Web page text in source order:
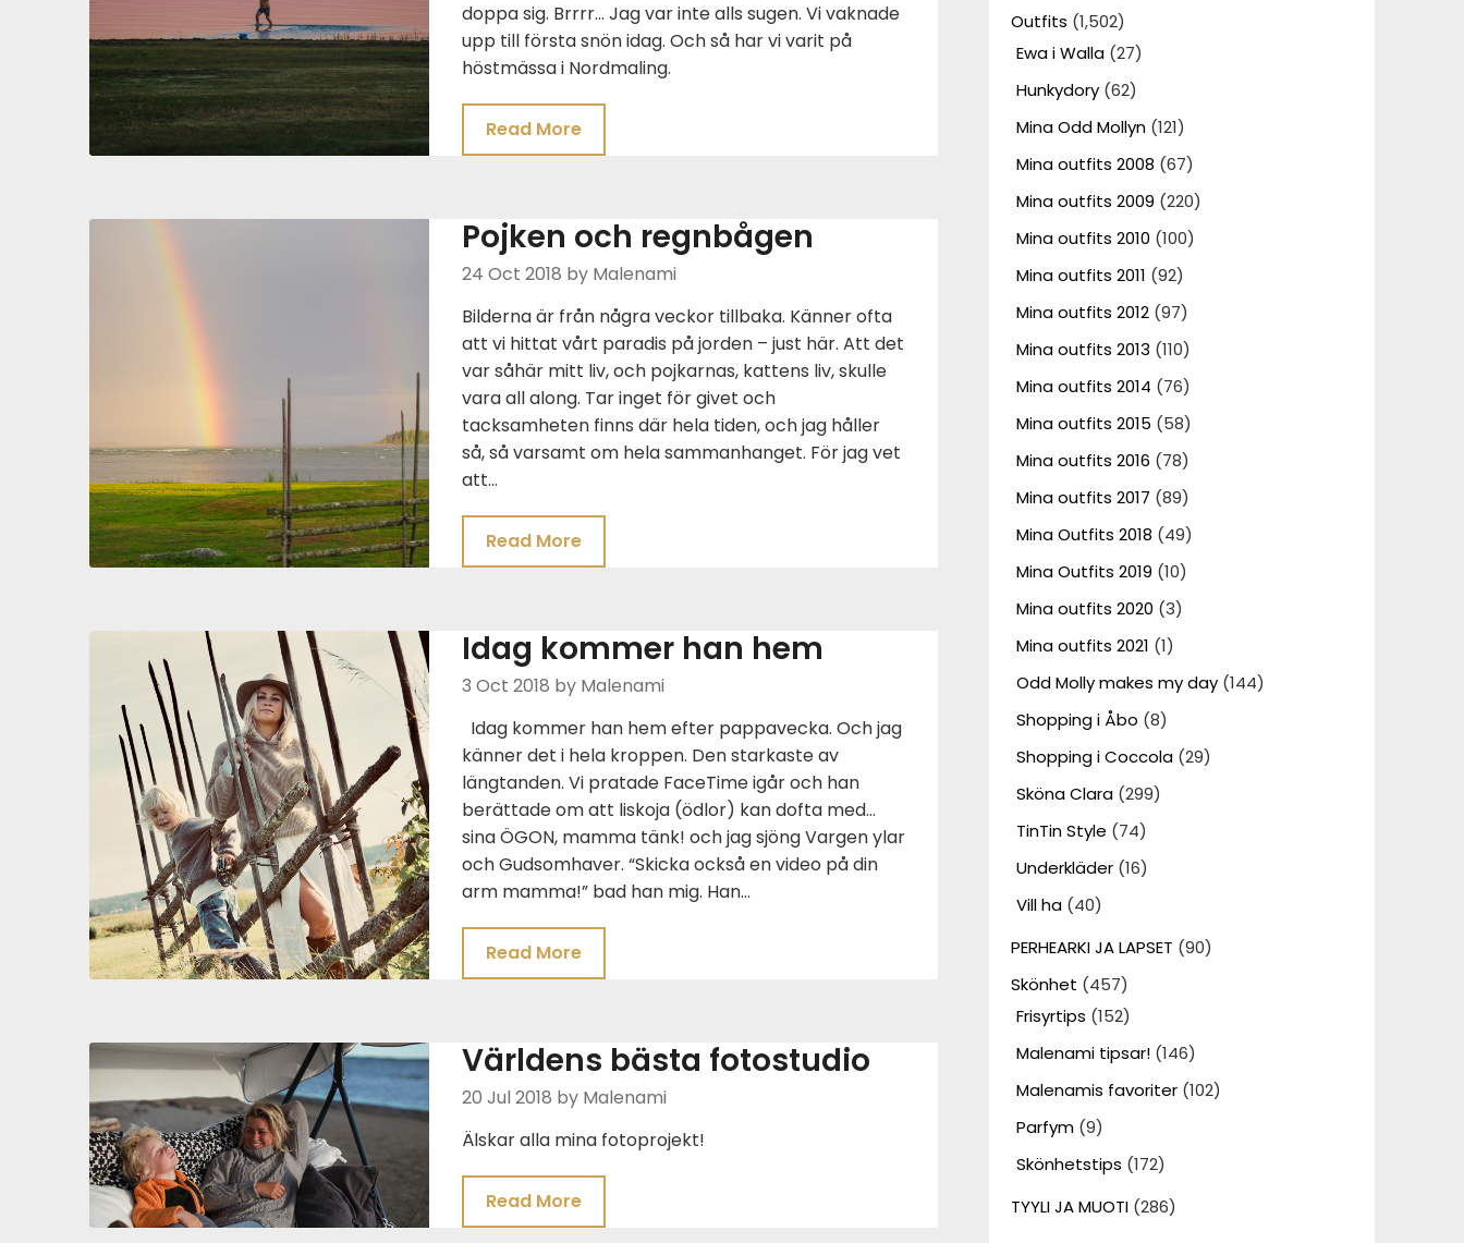
doppa sig. Brrrr… Jag var inte alls sugen. Vi vaknade
upp till första snön idag. Och så har vi varit på
höstmässa i Nordmaling.
Read More
Pojken och regnbågen
24 Oct 2018 by Malenami
Bilderna är från några veckor tillbaka. Känner ofta
att vi hittat vårt paradis på jorden – just här. Att det
var såhär mitt liv, och pojkarnas, kattens liv, skulle
vara all along. Tar inget för givet och
tacksamheten finns där hela tiden, och jag håller
så, så varsamt om hela sammanhanget. För jag vet
att…
Read More
Idag kommer han hem
3 Oct 2018 by Malenami
Idag kommer han hem efter pappavecka. Och jag
känner det i hela kroppen. Den starkaste av
längtanden. Vi pratade FaceTime igår och han
berättade om att liskoja (ödlor) kan dofta med…
sina ÖGON, mamma tänk! och jag sjöng Vargen ylar
och Gudsomhaver. “Skicka också en video på din
arm mamma!” bad han mig. Han…
Read More
Världens bästa fotostudio
20 Jul 2018 by Malenami
Älskar alla mina fotoprojekt!
Read More
Outfits (1,502)
Ewa i Walla(27)
Hunkydory(62)
Mina Odd Mollyn(121)
Mina outfits 2008 (67)
Mina outfits 2009 (220)
Mina outfits 2010 (100)
Mina outfits 2011 (92)
Mina outfits 2012(97)
Mina outfits 2013 (110)
Mina outfits 2014 (76)
Mina outfits 2015 (58)
Mina outfits 2016 (78)
Mina outfits 2017 (89)
Mina Outfits 2018 (49)
Mina Outfits 2019 (10)
Mina outfits 2020 (3)
Mina outfits 2021 (1)
Odd Molly makes my day(144)
Shopping i Åbo (8)
Shopping i Coccola(29)
Sköna Clara(299)
TinTin Style (74)
Underkläder(16)
Vill ha(40)
PERHEARKI JA LAPSET (90)
Skönhet (457)
Frisyrtips (152)
Malenami tipsar!(146)
Malenamis favoriter(102)
Parfym(9)
Skönhetstips (172)
TYYLI JA MUOTI(286)